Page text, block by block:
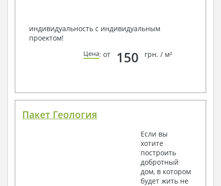
индивидуальность с индивидуальным
проектом!
Цена: от 150 грн. / м²
Пакет Геология
Если вы
хотите
построить
добротный
дом, в котором
будет жить не